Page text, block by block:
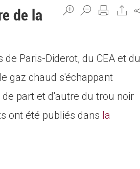
de la
Paris-Diderot, du CEA et du
gaz chaud s'échappant
part et d'autre du trou noir
ont été publiés dans la